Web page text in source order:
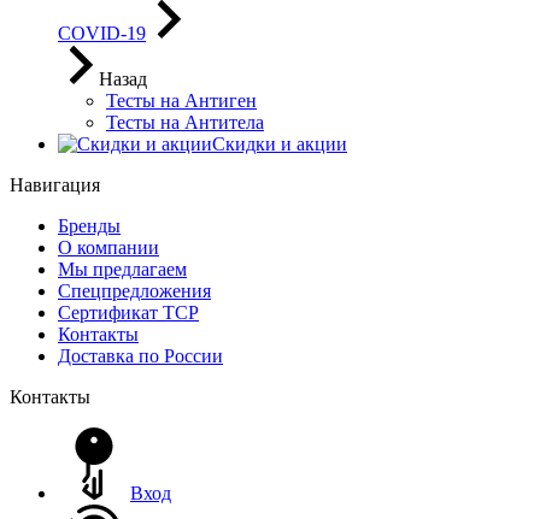
COVID-19
Назад
Тесты на Антиген
Тесты на Антитела
Скидки и акции
Навигация
Бренды
О компании
Мы предлагаем
Спецпредложения
Сертификат ТСР
Контакты
Доставка по России
Контакты
Вход